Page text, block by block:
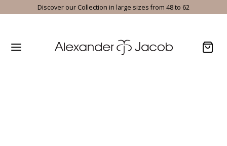
Discover our Collection in large sizes from 48 to 62